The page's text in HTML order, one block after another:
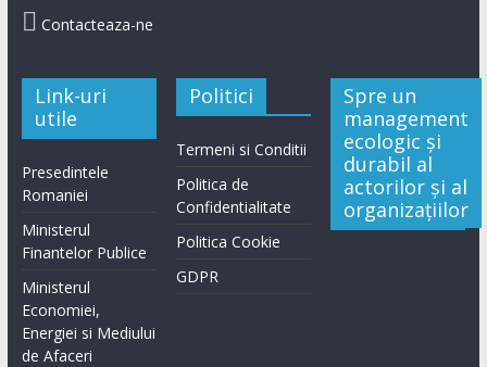
 Contacteaza-ne
Link-uri
utile
Presedintele
Romaniei
Ministerul
Finantelor Publice
Ministerul
Economiei,
Energiei si Mediului
de Afaceri
Politici
Termeni si Conditii
Politica de
Confidentialitate
Politica Cookie
GDPR
Spre un
management
ecologic și
durabil al
actorilor și al
organizațiilor